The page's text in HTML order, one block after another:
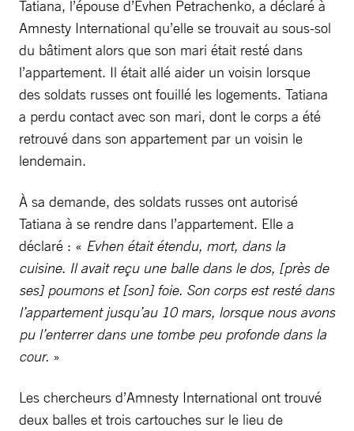
Tatiana, l’épouse d’Evhen Petrachenko, a déclaré à
Amnesty International qu’elle se trouvait au sous-sol
du bâtiment alors que son mari était resté dans
l’appartement. Il était allé aider un voisin lorsque
des soldats russes ont fouillé les logements. Tatiana
a perdu contact avec son mari, dont le corps a été
retrouvé dans son appartement par un voisin le
lendemain.
À sa demande, des soldats russes ont autorisé
Tatiana à se rendre dans l’appartement. Elle a
déclaré : « Evhen était étendu, mort, dans la
cuisine. Il avait reçu une balle dans le dos, [près de
ses] poumons et [son] foie. Son corps est resté dans
l’appartement jusqu’au 10 mars, lorsque nous avons
pu l’enterrer dans une tombe peu profonde dans la
cour. »
Les chercheurs d’Amnesty International ont trouvé
deux balles et trois cartouches sur le lieu de